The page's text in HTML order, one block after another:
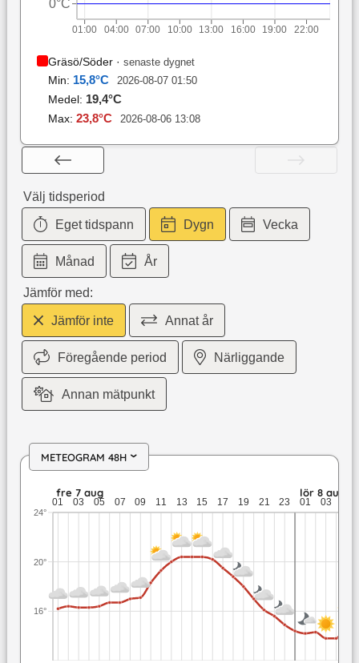
01:00 04:00 07:00 10:00 13:00 16:00 19:00 22:00
0°C
Gräsö/Söder· senaste dygnet
Min: 15,8°C 2026-08-07 01:50
Medel: 19,4°C
Max: 23,8°C 2026-08-06 13:08
Välj tidsperiod
Eget tidspann Dygn Vecka
Månad År
Jämför med:
Jämför inte Annat år
Föregående period Närliggande
Annan mätpunkt
METEOGRAM 48H ›
fre 7 aug: 20,4 till 14,9 grader: ingen nederbörd: upp till
fre 7 aug lör 8 aug
01 03 05 07 09 11 13 15 17 19 21 23 01 03
16°
20°
24°